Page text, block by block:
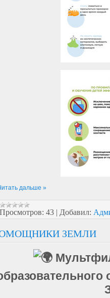
дальше »
Просмотров: 43 Добавил:
ЗЕМЛИ